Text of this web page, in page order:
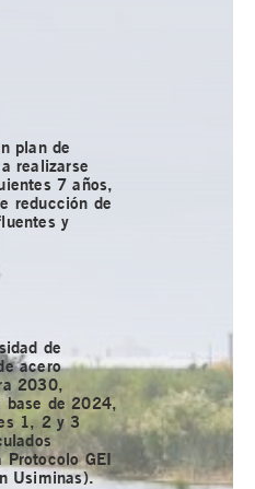
plan de
realizarse
7 años,
reducción de
y
de
acero
2030,
base de 2024,
1, 2 y 3
GEI
Usiminas).